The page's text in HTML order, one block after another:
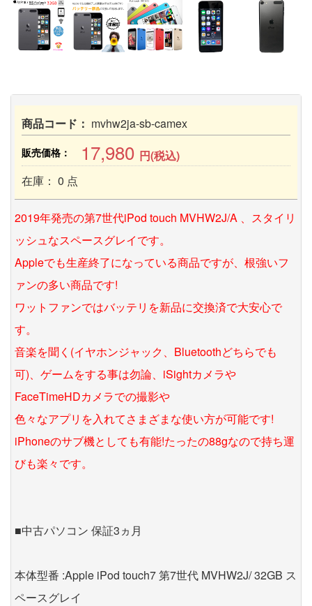
商品コード： mvhw2ja-sb-camex
販売価格： 17,980 円(税込)
在庫： 0 点
2019年発売の第7世代iPod touch MVHW2J/A 、スタイリ
ッシュなスペースグレイです。
Appleでも生産終了になっている商品ですが、根強いフ
ァンの多い商品です!
ワットファンではバッテリを新品に交換済で大安心で
す。
音楽を聞く(イヤホンジャック、Bluetoothどちらでも
可)、ゲームをする事は勿論、iSightカメラや
FaceTimeHDカメラでの撮影や
色々なアプリを入れてさまざまな使い方が可能です!
iPhoneのサブ機としても有能!たったの88gなので持ち運
びも楽々です。
■中古パソコン 保証3ヵ月
本体型番 :Apple iPod touch7 第7世代 MVHW2J/ 32GB ス
ペースグレイ